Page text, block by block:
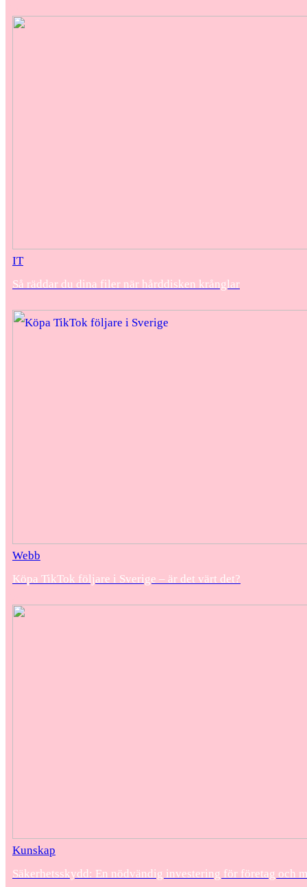
IT
Så räddar du dina filer när hårddisken krånglar
Webb
Köpa TikTok följare i Sverige – är det värt det?
Kunskap
Säkerhetsskydd: En nödvändig investering för företag och